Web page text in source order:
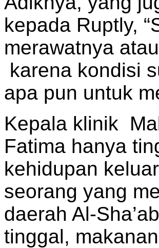
kepada Ruptly,
merawatnya
karena kondisi
apa pun untuk
Kepala klinik
Fatima hanya
kehidupan
seorang yang
daerah Al-
tinggal,